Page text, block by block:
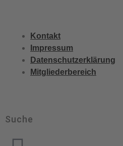
Kontakt
Impressum
Datenschutzerklärung
Mitgliederbereich
Suche